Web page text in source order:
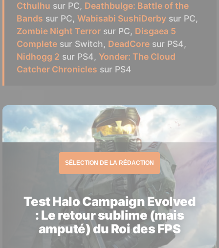
Cthulhu sur PC, Deathbulge: Battle of the
Bands sur PC, Wabisabi SushiDerby sur PC,
Zombie Night Terror sur PC, Disgaea 5
Complete sur Switch, DeadCore sur PS4,
Nidhogg 2 sur PS4, Yonder: The Cloud
Catcher Chronicles sur PS4
SÉLECTION DE LA RÉDACTION
Test Halo Campaign Evolved
: Le retour sublime (mais
amputé) du Roi des FPS